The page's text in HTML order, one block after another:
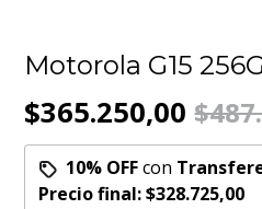
Motorola G15
$365.250,00
10% OFFcon
Precio final:$328.725,00